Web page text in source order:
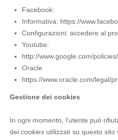
Facebook:
Informativa: https://
Configurazioni: accedere al
Youtube:
http://www.google.com/
Oracle
https://www.oracle.com/legal/
Gestione dei cookies
In ogni momento, l’utente può
dei cookies utilizzati su questo sito